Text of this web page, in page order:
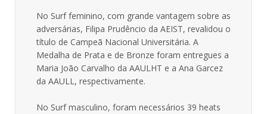
No Surf feminino, com grande vantagem sobre as
adversárias, Filipa Prudêncio da AEIST, revalidou o
título de Campeã Nacional Universitária. A
Medalha de Prata e de Bronze foram entregues a
Maria João Carvalho da AAULHT e a Ana Garcez
da AAULL, respectivamente.
No Surf masculino, foram necessários 39 heats